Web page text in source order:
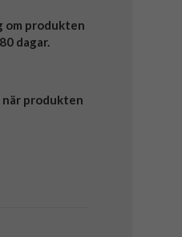
om produkten
dagar.
när produkten